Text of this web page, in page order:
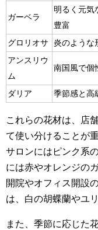
ガーベラ
明るく元気
豊富
グロリオサ 炎のような
アンスリウ
ム
南国風で個
ダリア
季節感と高
これらの花材は、店
て使い分けることが
サロンにはピンク系
には赤やオレンジの
開院やオフィス開設
は、白の胡蝶蘭やユ
また、季節に応じた